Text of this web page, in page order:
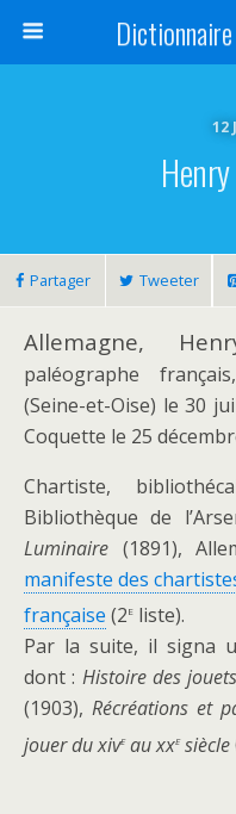
12
Henry
Partager Tweeter
Allemagne,
paléographe
(Seine-et-Oise) le 30
Coquette le 25
Chartiste,
Bibliothèque de
Luminaire (1891),
manifeste des
française (2e liste).
Par la suite, il signa
dont : Histoire des jouets
(1903),Récréations et
jouer du xiveau xxesiècle